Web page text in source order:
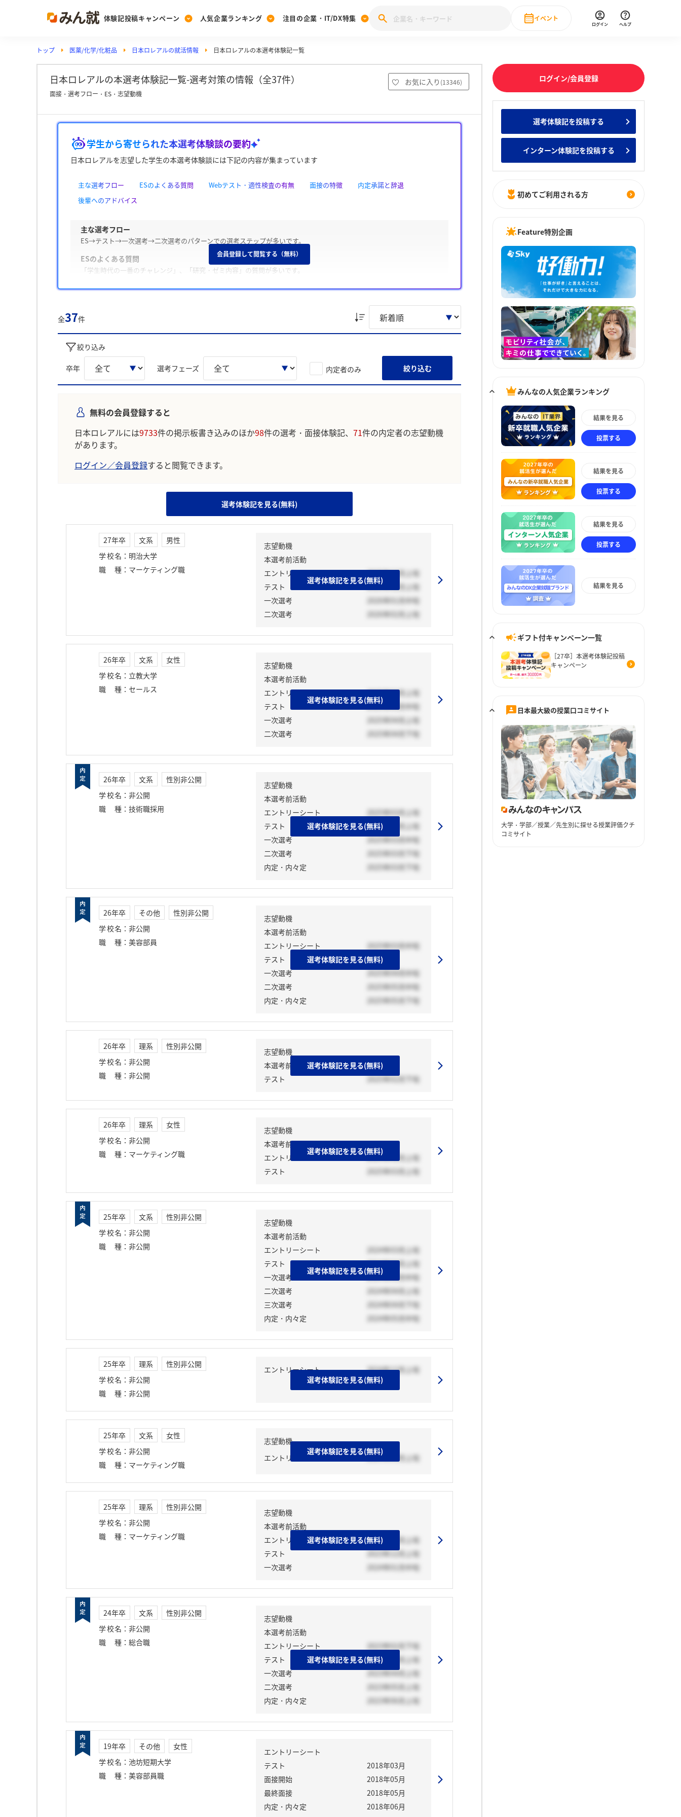
体験記投稿キャンペーン
Post
投稿する
[27卒] 本選考体験記投稿キャンペーン
人気企業ランキング
Ranking
ランキングを見る
みんなのDX企業就職ブランド調査
Vote みんなのIT業界新卒就職人気企業ランキング みんなの新卒就職人気企業ランキング みんなのインターン人気企業ランキ
注目の企業・IT/DX特集
PickUp
注目の企業特集
28卒 IT・DX現場社員インタビュー
動画で知ろう！業界・企業研究
イベント
直近のイベント一覧
ログイン ヘルプ
トップ 医薬/化学/化粧品 日本ロレアルの就活情報 日本ロレアルの本選考体験記一覧
日本ロレアルの本選考体験記一覧-選考対策の情報（全37件） お気に入り (13346)
面接・選考フロー・ES・志望動機
学生から寄せられた本選考体験談の要約
日本ロレアルを志望した学生の本選考体験談には下記の内容が集まっています
主な選考フロー ESのよくある質問 Webテスト・適性検査の有無 面接の特徴
内定承諾と辞退
後輩へのアドバイス
主な選考フロー
ES→テスト→一次選考→二次選考のパターンでの選考ステップが多いです。
ESのよくある質問
「学生時代の一番のチャレンジ」、「研究・ゼミ内容」の質問が多いです。
Webテスト・適性検査の有無
面接の特徴
面接は穏やかな雰囲気で、「学生時代に力を入れたこと」や「志望動機」についてよく聞かれます。
内定承諾と辞退
内定を辞退した学生は「より良い待遇の企業から内定を得たこと」、「第一志望ではなかったこと」を主な理由としてい
ます。
後輩へのアドバイス
※AIを使用し、過去3年間のユーザー投稿を要約しています。実際のユーザの投稿は下記の一覧からご確認ください。
会員登録して閲覧する（無料）
全37件
絞り込み
卒年 選考フェーズ 内定者のみ 絞り込む
無料の会員登録すると
日本ロレアルには9733件の掲示板書き込みのほか98件の選考・面接体験記、 71件の内定者の志望動機
があります。
ログイン／会員登録すると閲覧できます。
選考体験記を見る(無料)
27年卒 文系
男性
学校名 ： 明治大学
職種 ： マーケティング職
志望動機
本選考前活動
エントリーシート
2025年12月上旬
テスト
2025年12月上旬
一次選考
2026年01月中旬
二次選考
2026年02月上旬
選考体験記を見る(無料)
26年卒 文系
女性
学校名 ： 立教大学
職種 ： セールス
志望動機
本選考前活動
エントリーシート
2025年04月上旬
テスト
2025年03月中旬
一次選考
2025年04月上旬
二次選考
2025年04月下旬
選考体験記を見る(無料)
26年卒 文系
性別非公開
学校名 ： 非公開
職種 ： 技術職採用
志望動機
本選考前活動
エントリーシート
2025年03月上旬
テスト
2025年03月上旬
一次選考
2025年03月中旬
二次選考
2025年03月下旬
内定・内々定
2025年03月下旬
選考体験記を見る(無料)
26年卒 その他
性別非公開
学校名 ： 非公開
職種 ： 美容部員
志望動機
本選考前活動
エントリーシート
2025年03月中旬
テスト
一次選考
2025年04月中旬
二次選考
2025年05月中旬
内定・内々定
2025年05月下旬
選考体験記を見る(無料)
26年卒 理系
性別非公開
学校名 ： 非公開
職種 ： 非公開
志望動機
本選考前活動
テスト
2025年02月下旬
選考体験記を見る(無料)
26年卒 理系
女性
学校名 ： 非公開
職種 ： マーケティング職
志望動機
本選考前活動
エントリーシート
2024年12月上旬
テスト
2025年03月上旬
選考体験記を見る(無料)
25年卒 文系
性別非公開
学校名 ： 非公開
職種 ： 非公開
志望動機
本選考前活動
エントリーシート
2024年03月上旬
テスト
2024年03月上旬
一次選考
2024年03月中旬
二次選考
2024年04月上旬
三次選考
2024年04月下旬
内定・内々定
2024年05月中旬
選考体験記を見る(無料)
25年卒 理系
性別非公開
学校名 ： 非公開
職種 ： 非公開
エントリーシート
2024年12月上旬
選考体験記を見る(無料)
25年卒 文系
女性
学校名 ： 非公開
職種 ： マーケティング職
志望動機
エントリーシート
2024年03月上旬
選考体験記を見る(無料)
25年卒 理系
性別非公開
学校名 ： 非公開
職種 ： マーケティング職
志望動機
本選考前活動
エントリーシート
2023年12月上旬
テスト
2023年12月上旬
一次選考
2024年01月中旬
選考体験記を見る(無料)
24年卒 文系
性別非公開
学校名 ： 非公開
職種 ： 総合職
志望動機
本選考前活動
エントリーシート
2023年02月下旬
テスト
2023年03月上旬
一次選考
2023年04月上旬
二次選考
2023年05月上旬
内定・内々定
2023年06月上旬
選考体験記を見る(無料)
19年卒 その他
女性
学校名 ： 池坊短期大学
職種 ： 美容部員職
エントリーシート
テスト
2018年03月
面接開始
2018年05月
最終面接
2018年05月
内定・内々定
2018年06月
ログイン/会員登録
選考体験記を投稿する
インターン体験記を投稿する
初めてご利用される方
Feature特別企画
みんなの人気企業ランキング
結果を見る
投票する
結果を見る
投票する
結果を見る
投票する
結果を見る
ギフト付キャンペーン一覧
［27卒］本選考体験記投稿
キャンペーン
日本最大級の授業口コミサイト
大学・学部／授業／先生別に探せる授業評価クチ
コミサイト